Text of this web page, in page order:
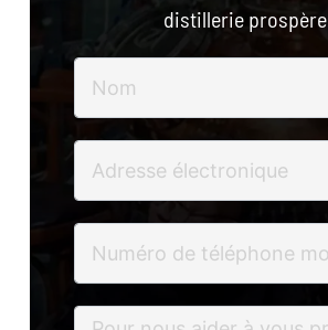
distillerie prospère.